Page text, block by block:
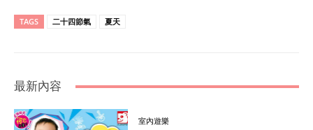
TAGS 二十四節氣 夏天
最新內容
室內遊樂